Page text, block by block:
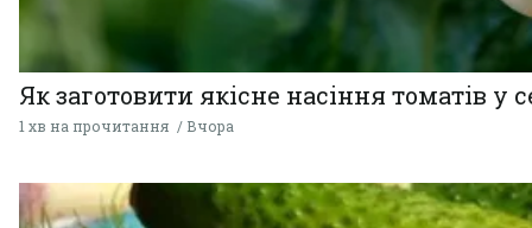
Як заготовити якісне насіння томатів у
1 хв на прочитання Вчора